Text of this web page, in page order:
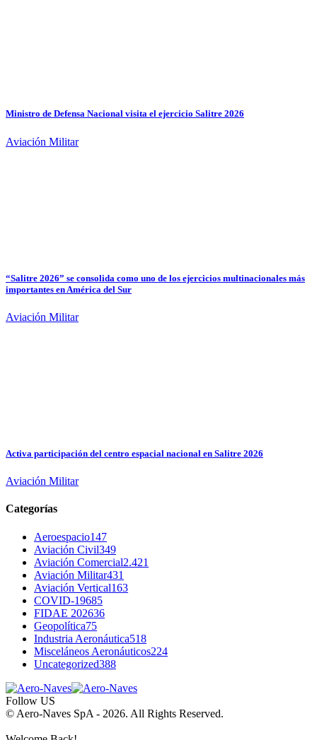
Ministro de Defensa Nacional visita el ejercicio Salitre 2026
Aviación Militar
“Salitre 2026” se consolida como uno de los ejercicios multinacionales más
importantes en América del Sur
Aviación Militar
Activa participación del centro espacial nacional en Salitre 2026
Aviación Militar
Categorías
Aeroespacio147
Aviación Civil349
Aviación Comercial2.421
Aviación Militar431
Aviación Vertical163
COVID-19685
FIDAE 202636
Geopolítica75
Industria Aeronáutica518
Misceláneos Aeronáuticos224
Uncategorized388
Follow US
© Aero-Naves SpA - 2026. All Rights Reserved.